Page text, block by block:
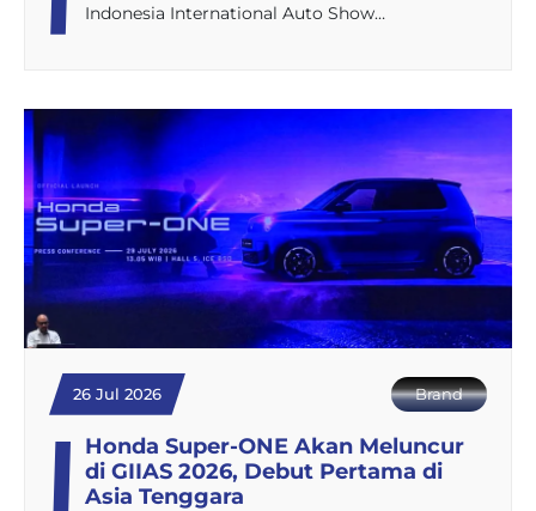
Indonesia International Auto Show…
26 Jul 2026 Brand
Honda Super-ONE Akan Meluncur
di GIIAS 2026, Debut Pertama di
Asia Tenggara